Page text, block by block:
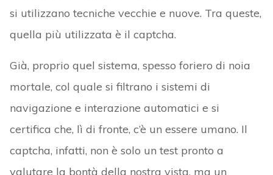
si utilizzano tecniche vecchie e nuove. Tra queste,
quella più utilizzata è il captcha.
Già, proprio quel sistema, spesso foriero di noia
mortale, col quale si filtrano i sistemi di
navigazione e interazione automatici e si
certifica che, lì di fronte, c’è un essere umano. Il
captcha, infatti, non è solo un test pronto a
valutare la bontà della nostra vista, ma un